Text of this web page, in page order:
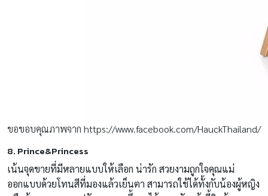
ขอขอบคุณภาพจาก https://www.facebook.com/HauckThailand/
8. Prince&Princess
เน้นจุดขายที่มีหลายแบบให้เลือก น่ารัก สวยงามถูกใจคุณแม่
ออกแบบด้วยโทนสีที่มองแล้วเย็นตา สามารถใช้ได้ทั้งกับน้องผู้หญิง